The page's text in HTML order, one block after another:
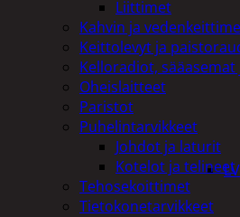
Liittimet
Kahvin ja
Keittolevyt ja
Kelloradiot,
Oheislaitteet
Paristot
Puhelintarvikkeet
Johdot ja laturit
Kotelot ja telineet
Tehosekoittimet
Tietokonetarvikkeet